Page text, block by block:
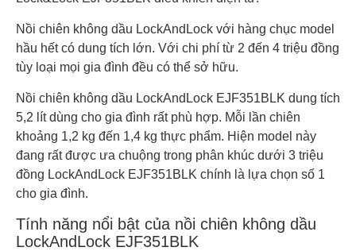
Nồi chiên không dầu LockAndLock với hàng chục model
hầu hết có dung tích lớn. Với chi phí từ 2 đến 4 triệu đồng
tùy loại mọi gia đình đều có thể sở hữu.
Nồi chiên không dầu LockAndLock EJF351BLK dung tích
5,2 lít dùng cho gia đình rất phù hợp. Mỗi lần chiên
khoảng 1,2 kg đến 1,4 kg thực phẩm. Hiện model này
đang rất được ưa chuộng trong phân khúc dưới 3 triệu
đồng LockAndLock EJF351BLK chính là lựa chọn số 1
cho gia đình.
Tính năng nổi bật của nồi chiên không dầu
LockAndLock EJF351BLK